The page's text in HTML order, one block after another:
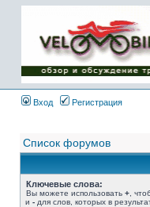
Имя пользователя:
Пароль:
{ LOG_ME_IN_SHORT
}
Вход
Регистрация
Список форумов
Ключевые слова:
Вы можете использовать + ,
и - для слов, которых в